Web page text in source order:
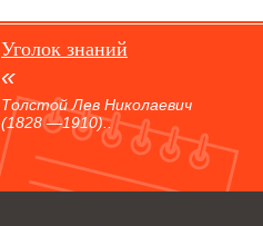
Уголок знаний
Толстой Лев Николаевич
(1828 —1910)..